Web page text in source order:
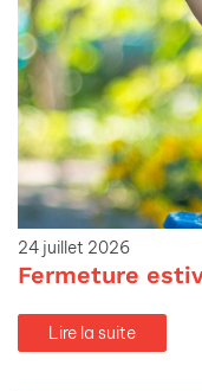
24 juillet 2026
Fermeture
Lire la suite